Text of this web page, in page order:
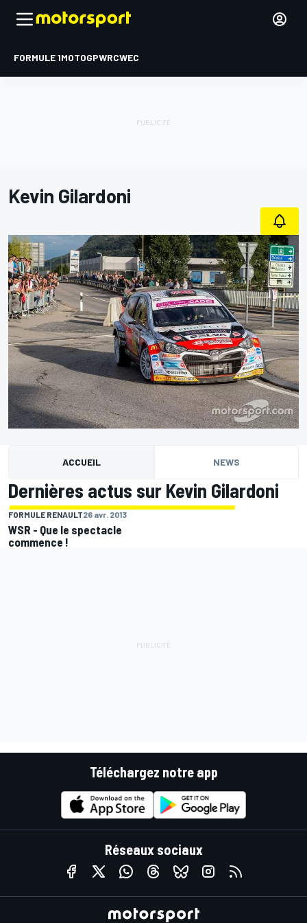
FORMULE 1MOTOGPWRCWEC
Kevin Gilardoni
ACCUEIL NEWS
Dernières actus sur Kevin Gilardoni
FORMULE RENAULT26 avr. 2013
WSR - Que le spectacle
commence !
Téléchargez notre app
Réseaux sociaux